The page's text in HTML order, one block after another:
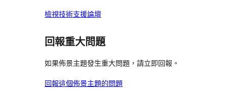
檢視技術支援論壇
回報重大問題
如果佈景主題發生重大問題，請立即回報。
回報這個佈景主題的問題